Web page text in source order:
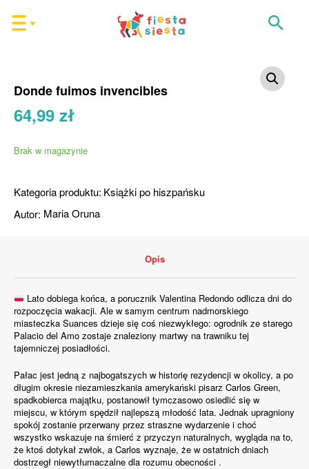
Donde fuimos invencibles
64,99 zł
Brak w magazynie
Kategoria produktu: Książki po hiszpańsku
Autor: Maria Oruna
Opis
Lato dobiega końca, a porucznik Valentina Redondo odlicza dni do
rozpoczęcia wakacji. Ale w samym centrum nadmorskiego
miasteczka Suances dzieje się coś niezwykłego: ogrodnik ze starego
Palacio del Amo zostaje znaleziony martwy na trawniku tej
tajemniczej posiadłości.
Pałac jest jedną z najbogatszych w historię rezydencji w okolicy, a po
długim okresie niezamieszkania amerykański pisarz Carlos Green,
spadkobierca majątku, postanowił tymczasowo osiedlić się w
miejscu, w którym spędził najlepszą młodość lata. Jednak upragniony
spokój zostanie przerwany przez straszne wydarzenie i choć
wszystko wskazuje na śmierć z przyczyn naturalnych, wygląda na to,
że ktoś dotykał zwłok, a Carlos wyznaje, że w ostatnich dniach
dostrzegł niewytłumaczalne dla rozumu obecności .